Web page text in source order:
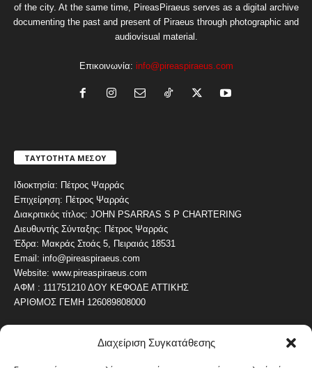
Διαχείριση Συγκατάθεσης
of the city. At the same time, PireasPiraeus serves as a digital archive
documenting the past and present of Piraeus through photographic and
audiovisual material.
Επικοινωνία: info@pireaspiraeus.com
ΤΑΥΤΟΤΗΤΑ ΜΕΣΟΥ
Ιδιοκτησία: Πέτρος Ψαρράς
Επιχείρηση: Πέτρος Ψαρράς
Διακριτικός τίτλος: JOHN PSARRAS S P CHARTERING
Διευθυντής Σύνταξης: Πέτρος Ψαρράς
Έδρα: Μακράς Στοάς 5, Πειραιάς 18531
Email: info@pireaspiraeus.com
Website: www.pireaspiraeus.com
ΑΦΜ : 111751210 ΔΟΥ ΚΕΦΟΔΕ ΑΤΤΙΚΗΣ
ΑΡΙΘΜΟΣ ΓΕΜΗ 126089808000
ΔΗΜΟΦΙΛΗ ΚΑΤΗΓΟΡΙΑ